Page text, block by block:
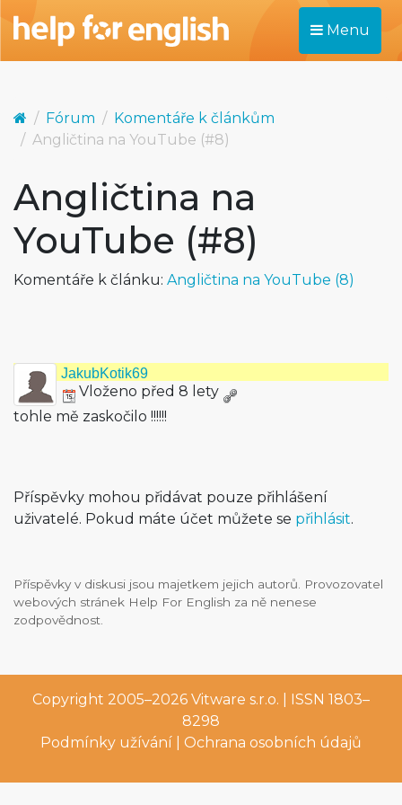
Menu
Fórum
Komentáře k článkům
Angličtina na YouTube (#8)
Angličtina na
YouTube (#8)
Komentáře k článku: Angličtina na YouTube (8)
JakubKotik69
Vloženo před 8 lety
tohle mě zaskočilo !!!!!!
Příspěvky mohou přidávat pouze přihlášení
uživatelé. Pokud máte účet můžete se přihlásit.
Příspěvky v diskusi jsou majetkem jejich autorů. Provozovatel
webových stránek Help For English za ně nenese
zodpovědnost.
Copyright 2005–2026 Vitware s.r.o. | ISSN 1803–
8298
Podmínky užívání
Ochrana osobních údajů